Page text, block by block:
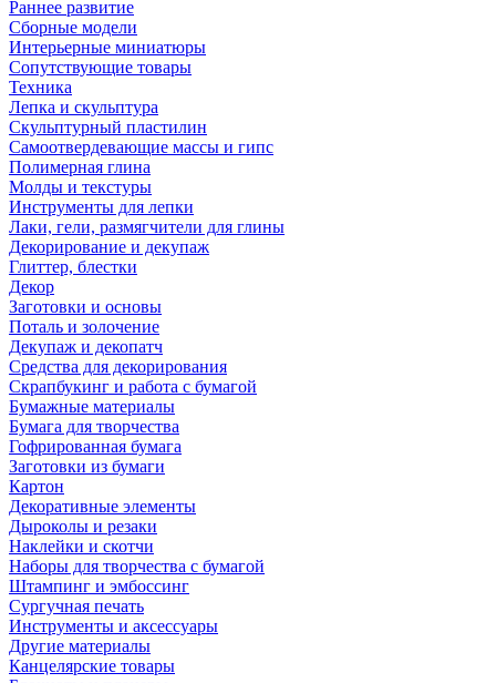
Раннее развитие
Сборные модели
Интерьерные миниатюры
Сопутствующие товары
Техника
Лепка и скульптура
Скульптурный пластилин
Самоотвердевающие массы и гипс
Полимерная глина
Молды и текстуры
Инструменты для лепки
Лаки, гели, размягчители для глины
Декорирование и декупаж
Глиттер, блестки
Декор
Заготовки и основы
Поталь и золочение
Декупаж и декопатч
Средства для декорирования
Скрапбукинг и работа с бумагой
Бумажные материалы
Бумага для творчества
Гофрированная бумага
Заготовки из бумаги
Картон
Декоративные элементы
Дыроколы и резаки
Наклейки и скотчи
Наборы для творчества с бумагой
Штампинг и эмбоссинг
Сургучная печать
Инструменты и аксессуары
Другие материалы
Канцелярские товары